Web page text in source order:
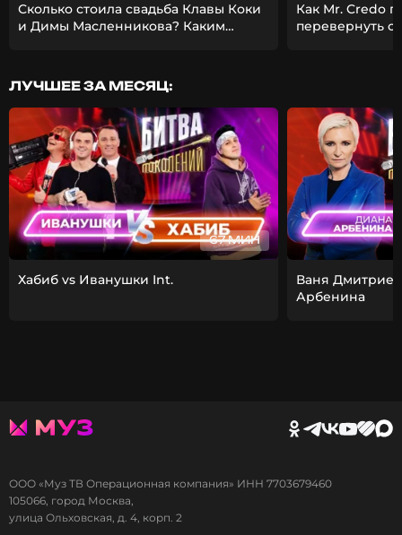
Сколько стоила свадьба Клавы Коки
и Димы Масленникова? Каким
Как Mr. Credo
перевернуть
ЛУЧШЕЕ ЗА МЕСЯЦ:
67 МИН
Хабиб vs Иванушки Int.
Ваня
Арбенина
ООО «Муз ТВ Операционная компания» ИНН 7703679460
105066, город Москва,
улица Ольховская, д. 4, корп. 2